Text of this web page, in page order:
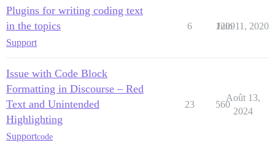
Plugins for writing coding text
in the topics
Support
6 1209
Juin 11, 2020
Issue with Code Block
Formatting in Discourse – Red
Text and Unintended
Highlighting
Supportcode
23 560
Août 13,
2024